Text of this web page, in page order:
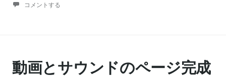
コメントする
動画とサウンドのページ完成